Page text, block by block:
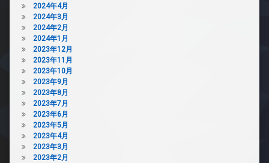
2024年4月
2024年3月
2024年2月
2024年1月
2023年12月
2023年11月
2023年10月
2023年9月
2023年8月
2023年7月
2023年6月
2023年5月
2023年4月
2023年3月
2023年2月